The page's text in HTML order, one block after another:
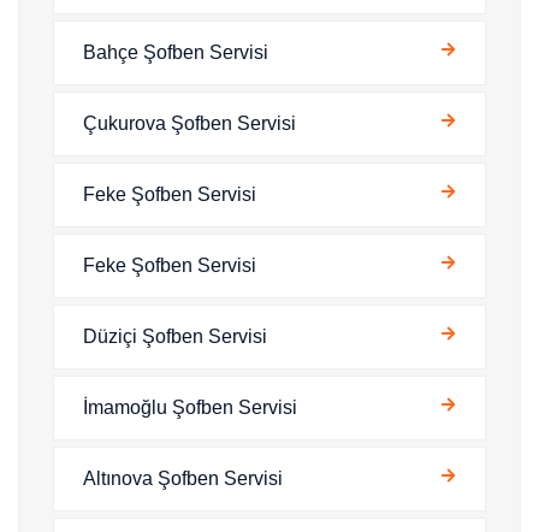
Bahçe Şofben Servisi
Çukurova Şofben Servisi
Feke Şofben Servisi
Feke Şofben Servisi
Düziçi Şofben Servisi
İmamoğlu Şofben Servisi
Altınova Şofben Servisi